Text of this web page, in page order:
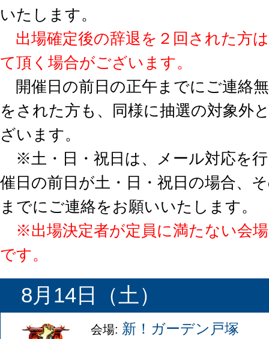
いたします。
出場確定後の辞退を２回された方
て頂く場合がございます。
開催日の前日の正午までにご連絡
をされた方も、同様に抽選の対象外
ざいます。
※土・日・祝日は、メール対応を
催日の前日が土・日・祝日の場合、
までにご連絡をお願いいたします。
※出場決定者が定員に満たない会
です。
8月14日（土）
会場: 新！ガーデン戸塚